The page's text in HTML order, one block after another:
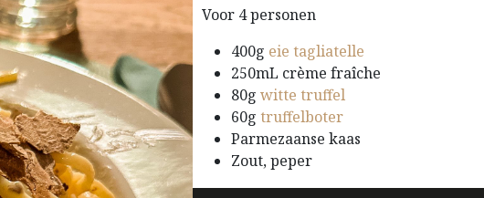
Voor 4 personen
400g eie tagliatelle
250mL crème fraîche
80g witte truffel
60g truffelboter
Parmezaanse kaas
Zout, peper